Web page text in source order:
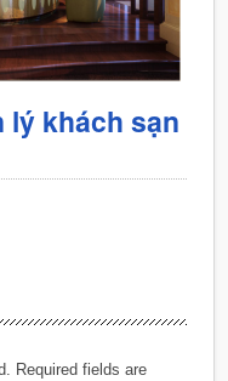
lý khách sạn
Required fields are